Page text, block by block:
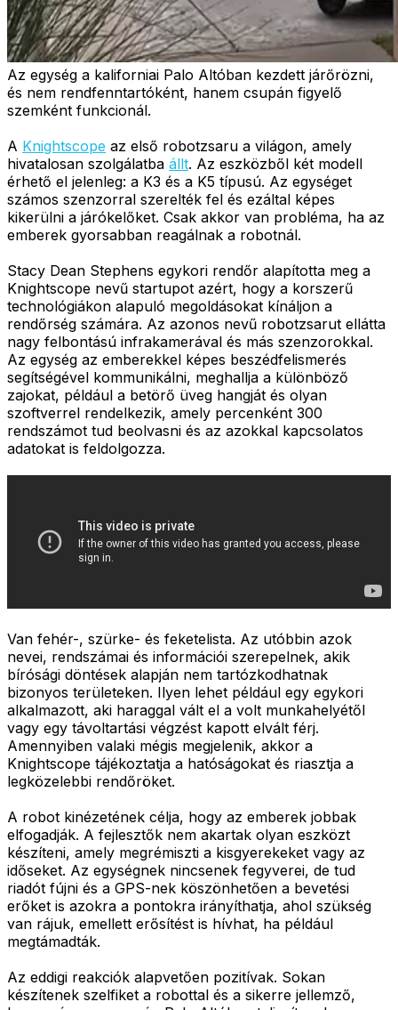
Az egység a kaliforniai Palo Altóban kezdett járőrözni,
és nem rendfenntartóként, hanem csupán figyelő
szemként funkcionál.
A Knightscope az első robotzsaru a világon, amely
hivatalosan szolgálatba állt. Az eszközből két modell
érhető el jelenleg: a K3 és a K5 típusú. Az egységet
számos szenzorral szerelték fel és ezáltal képes
kikerülni a járókelőket. Csak akkor van probléma, ha az
emberek gyorsabban reagálnak a robotnál.
Stacy Dean Stephens egykori rendőr alapította meg a
Knightscope nevű startupot azért, hogy a korszerű
technológiákon alapuló megoldásokat kínáljon a
rendőrség számára. Az azonos nevű robotzsarut ellátta
nagy felbontású infrakamerával és más szenzorokkal.
Az egység az emberekkel képes beszédfelismerés
segítségével kommunikálni, meghallja a különböző
zajokat, például a betörő üveg hangját és olyan
szoftverrel rendelkezik, amely percenként 300
rendszámot tud beolvasni és az azokkal kapcsolatos
adatokat is feldolgozza.
Van fehér-, szürke- és feketelista. Az utóbbin azok
nevei, rendszámai és információi szerepelnek, akik
bírósági döntések alapján nem tartózkodhatnak
bizonyos területeken. Ilyen lehet például egy egykori
alkalmazott, aki haraggal vált el a volt munkahelyétől
vagy egy távoltartási végzést kapott elvált férj.
Amennyiben valaki mégis megjelenik, akkor a
Knightscope tájékoztatja a hatóságokat és riasztja a
legközelebbi rendőröket.
A robot kinézetének célja, hogy az emberek jobbak
elfogadják. A fejlesztők nem akartak olyan eszközt
készíteni, amely megrémiszti a kisgyerekeket vagy az
időseket. Az egységnek nincsenek fegyverei, de tud
riadót fújni és a GPS-nek köszönhetően a bevetési
erőket is azokra a pontokra irányíthatja, ahol szükség
van rájuk, emellett erősítést is hívhat, ha például
megtámadták.
Az eddigi reakciók alapvetően pozitívak. Sokan
készítenek szelfiket a robottal és a sikerre jellemző,